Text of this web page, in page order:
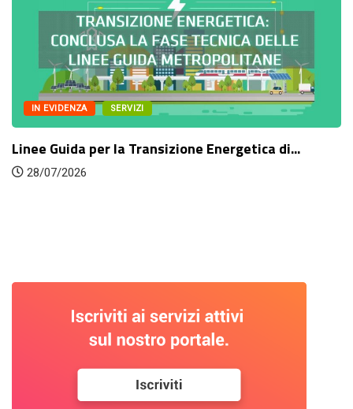
IN EVIDENZA SERVIZI
Linee Guida per la Transizione Energetica di...
28/07/2026